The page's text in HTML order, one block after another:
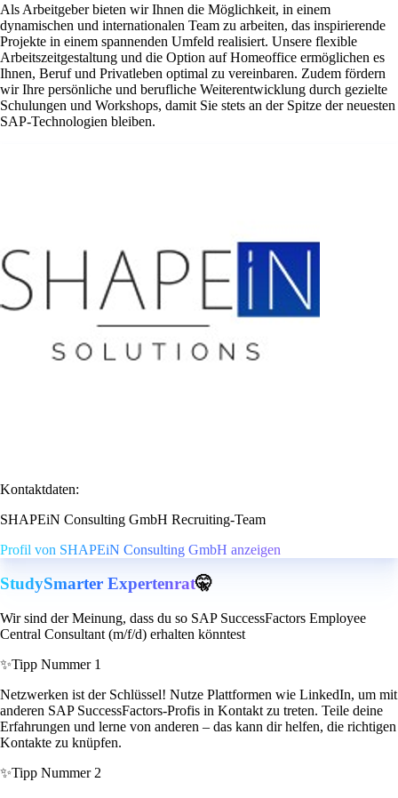
Als Arbeitgeber bieten wir Ihnen die Möglichkeit, in einem
dynamischen und internationalen Team zu arbeiten, das inspirierende
Projekte in einem spannenden Umfeld realisiert. Unsere flexible
Arbeitszeitgestaltung und die Option auf Homeoffice ermöglichen es
Ihnen, Beruf und Privatleben optimal zu vereinbaren. Zudem fördern
wir Ihre persönliche und berufliche Weiterentwicklung durch gezielte
Schulungen und Workshops, damit Sie stets an der Spitze der neuesten
SAP-Technologien bleiben.
Kontaktdaten:
SHAPEiN Consulting GmbH Recruiting-Team
Profil von SHAPEiN Consulting GmbH anzeigen
StudySmarter Expertenrat🤫
Wir sind der Meinung, dass du so SAP SuccessFactors Employee
Central Consultant (m/f/d) erhalten könntest
✨Tipp Nummer 1
Netzwerken ist der Schlüssel! Nutze Plattformen wie LinkedIn, um mit
anderen SAP SuccessFactors-Profis in Kontakt zu treten. Teile deine
Erfahrungen und lerne von anderen – das kann dir helfen, die richtigen
Kontakte zu knüpfen.
✨Tipp Nummer 2